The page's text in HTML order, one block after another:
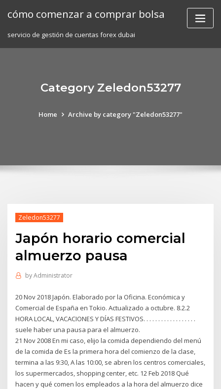
cómo comenzar a comprar bolsa
servicio de gestión de cuentas forex dubai
Category Zeledon53277
Home Archive by category "Zeledon53277"
Zeledon53277
Japón horario comercial
almuerzo pausa
byAdministrator
20 Nov 2018 Japón. Elaborado por la Oficina. Económica y
Comercial de España en Tokio. Actualizado a octubre. 8.2.2
HORA LOCAL, VACACIONES Y DÍAS FESTIVOS. . . . . . . . . . . . . . . . . .
suele haber una pausa para el almuerzo.
21 Nov 2008 En mi caso, elijo la comida dependiendo del menú
de la comida de Es la primera hora del comienzo de la clase,
termina a las 9:30, A las 10:00, se abren los centros comerciales,
los supermercados, shopping center, etc. 12 Feb 2018 Qué
hacen y qué comen los empleados a la hora del almuerzo dice